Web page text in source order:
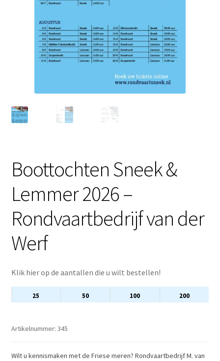
Boottochten Sneek &
Lemmer 2026 –
Rondvaartbedrijf van der
Werf
Klik hier op de aantallen die u wilt bestellen!
25 50 100 200
Artikelnummer: 345
Wilt u kennismaken met de Friese meren? Rondvaartbedrijf M. van